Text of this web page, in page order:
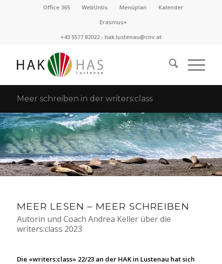
Office 365 WebUntis Menüplan
Kalender
Erasmus+
+43 5577 82022 - hak.lustenau@cnv.at
Meer schreiben in der writers:class
MEER LESEN – MEER SCHREIBEN
Autorin und Coach Andrea Keller über die
writers:class 2023
Die «writers:class» 22/23 an der HAK in Lustenau hat sich